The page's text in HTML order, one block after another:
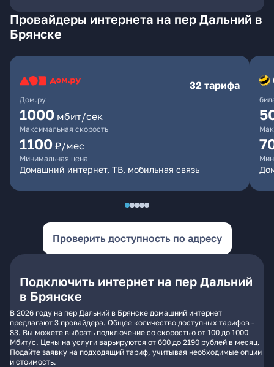
Провайдеры интернета на пер Дальний в
Брянске
Дом.ру
32 тарифа
1000 мбит/сек
Максимальная скорость
1100 ₽/мес
Минимальная цена
Домашний интернет, ТВ, мобильная связь
Проверить доступность по адресу
Подключить интернет на пер Дальний
в Брянске
В 2026 году на пер Дальний в Брянске домашний интернет
предлагают 3 провайдера. Общее количество доступных тарифов -
83. Вы можете выбрать подключение со скоростью от 100 до 1000
Мбит/с. Цены на услуги варьируются от 600 до 2190 рублей в месяц.
Подайте заявку на подходящий тариф, учитывая необходимые опции
и стоимость.